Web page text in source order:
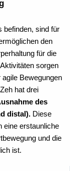
befinden, sind für
den
für die
sorgen
Bewegungen
hat drei
des
distal). Diese
eine erstaunliche
und die
ist.